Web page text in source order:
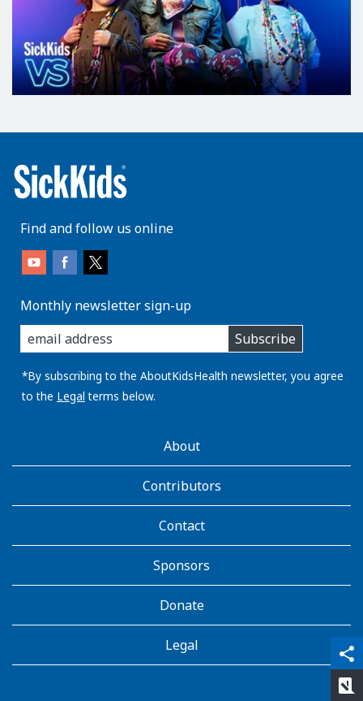
share
qr_code_scanner
content_copy
Find and follow us online
Monthly newsletter sign-up
enter
you
email
address:
Subscribe
*By subscribing to the AboutKidsHealth newsletter, you agree
to the Legal terms below.
AboutKidsHealthAbout
Contributors
Contact
Sponsors
Donate
Legal
rate_review